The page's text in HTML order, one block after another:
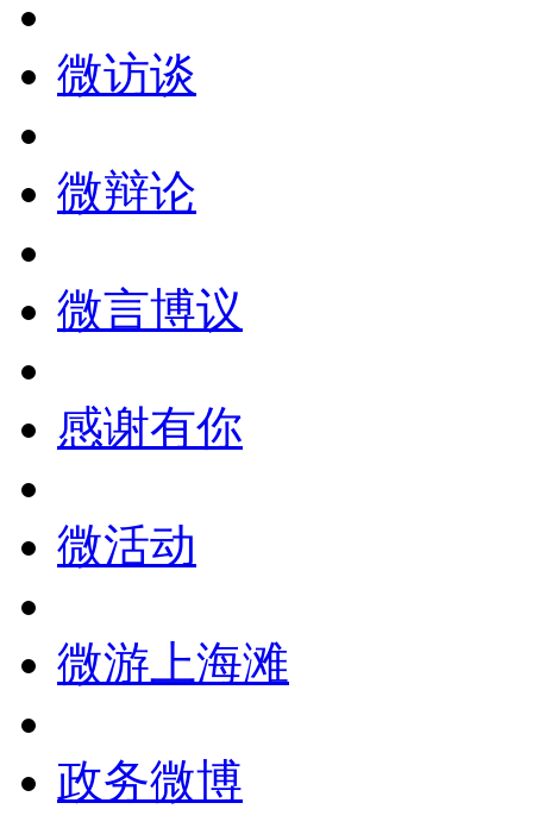
微访谈
微辩论
微言博议
感谢有你
微活动
微游上海滩
政务微博